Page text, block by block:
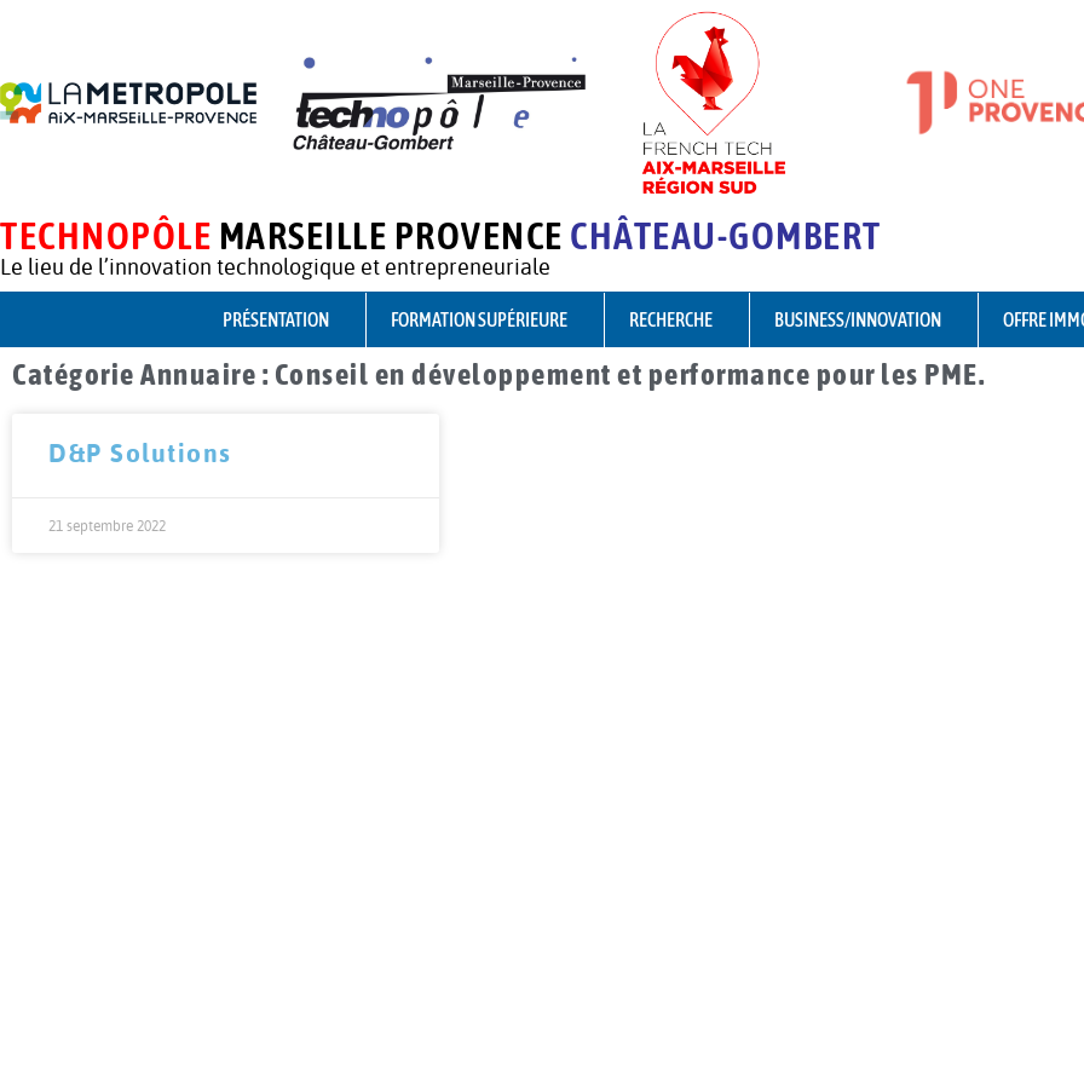
TECHNOPÔLE MARSEILLE PROVENCE CHÂTEAU-GOMBERT
Le lieu de l’innovation technologique et entrepreneuriale
PRÉSENTATION FORMATION SUPÉRIEURE RECHERCHE BUSINESS/INNOVATION OFFRE
Catégorie Annuaire : Conseil en développement et performance pour les PME.
D&P Solutions
21 septembre 2022